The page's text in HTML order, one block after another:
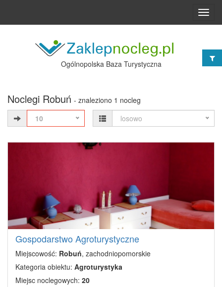
Ogólnopolska Baza Turystyczna
Noclegi Robuń - znaleziono 1 nocleg
10
losowo
Gospodarstwo Agroturystyczne
Miejscowość: Robuń, zachodniopomorskie
Kategoria obiektu: Agroturystyka
Miejsc noclegowych: 20